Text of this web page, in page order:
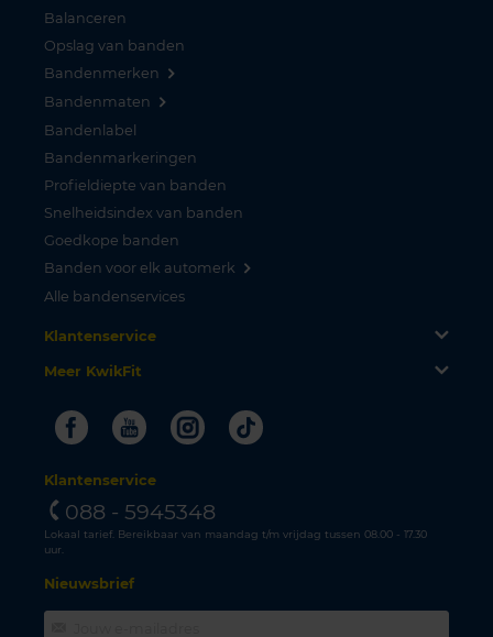
Balanceren
Opslag van banden
Bandenmerken
Bandenmaten
Bandenlabel
Bandenmarkeringen
Profieldiepte van banden
Snelheidsindex van banden
Goedkope banden
Banden voor elk automerk
Alle bandenservices
Klantenservice
Meer KwikFit
FacebookYoutubeInstagram
Tiktok
Klantenservice
088 - 5945348
Lokaal tarief. Bereikbaar van maandag t/m vrijdag tussen 08.00 - 17.30
uur.
Nieuwsbrief